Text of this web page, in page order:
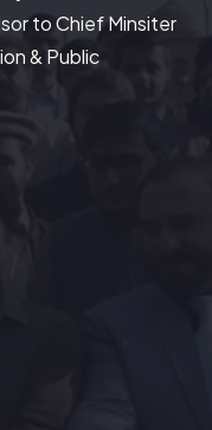
to Chief Minsiter
& Public